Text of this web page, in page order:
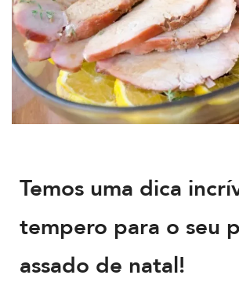
Temos uma dica
tempero para o seu
assado de natal!